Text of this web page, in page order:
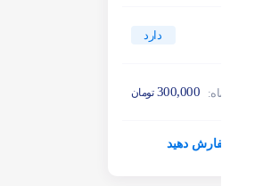
دارد
هزینه سه ماه: 300,000 تومان
سفارش دهید